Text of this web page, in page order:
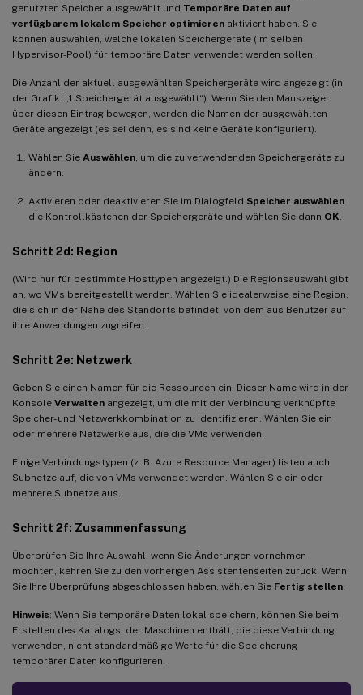
genutzten Speicher ausgewählt und Temporäre Daten auf
verfügbarem lokalem Speicher optimieren aktiviert haben. Sie
können auswählen, welche lokalen Speichergeräte (im selben
Hypervisor-Pool) für temporäre Daten verwendet werden sollen.
Die Anzahl der aktuell ausgewählten Speichergeräte wird angezeigt (in
der Grafik: „1 Speichergerät ausgewählt“). Wenn Sie den Mauszeiger
über diesen Eintrag bewegen, werden die Namen der ausgewählten
Geräte angezeigt (es sei denn, es sind keine Geräte konfiguriert).
Wählen Sie Auswählen, um die zu verwendenden Speichergeräte zu
ändern.
Aktivieren oder deaktivieren Sie im Dialogfeld Speicher auswählen
die Kontrollkästchen der Speichergeräte und wählen Sie dann OK.
Schritt 2d: Region
(Wird nur für bestimmte Hosttypen angezeigt.) Die Regionsauswahl gibt
an, wo VMs bereitgestellt werden. Wählen Sie idealerweise eine Region,
die sich in der Nähe des Standorts befindet, von dem aus Benutzer auf
ihre Anwendungen zugreifen.
Schritt 2e: Netzwerk
Geben Sie einen Namen für die Ressourcen ein. Dieser Name wird in der
Konsole Verwalten angezeigt, um die mit der Verbindung verknüpfte
Speicher- und Netzwerkkombination zu identifizieren. Wählen Sie ein
oder mehrere Netzwerke aus, die die VMs verwenden.
Einige Verbindungstypen (z. B. Azure Resource Manager) listen auch
Subnetze auf, die von VMs verwendet werden. Wählen Sie ein oder
mehrere Subnetze aus.
Schritt 2f: Zusammenfassung
Überprüfen Sie Ihre Auswahl; wenn Sie Änderungen vornehmen
möchten, kehren Sie zu den vorherigen Assistentenseiten zurück. Wenn
Sie Ihre Überprüfung abgeschlossen haben, wählen Sie Fertig stellen.
Hinweis: Wenn Sie temporäre Daten lokal speichern, können Sie beim
Erstellen des Katalogs, der Maschinen enthält, die diese Verbindung
verwenden, nicht standardmäßige Werte für die Speicherung
temporärer Daten konfigurieren.